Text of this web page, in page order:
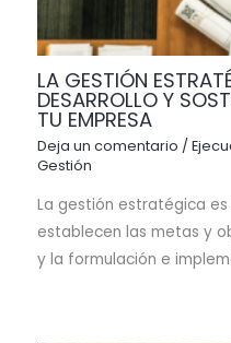
LA GESTIÓN
DESARROLLO Y
TU EMPRESA
Deja un comentario /
Gestión
La gestión estratégica
establecen las metas y
y la formulación e